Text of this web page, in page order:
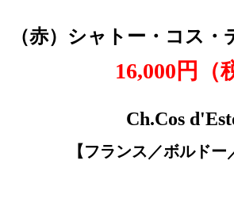
（赤） シャトー・コス
16,000円（
Ch.Cos
【フランス／ボルド